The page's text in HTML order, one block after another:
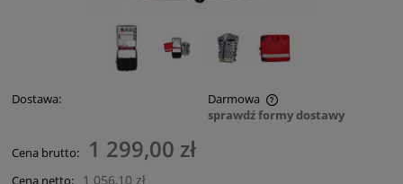
Dostawa:
Darmowa
Cena nie zawiera ewentualnych kosztów płatności
sprawdź formy dostawy
Cena brutto: 1 299,00 zł
Cena netto: 1 056,10 zł